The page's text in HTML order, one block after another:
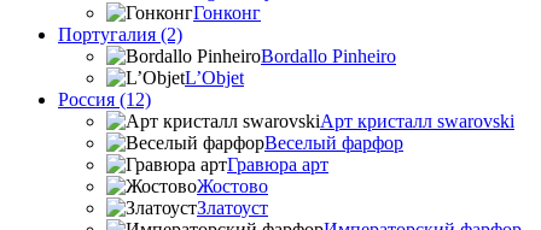
Гонконг
Португалия (2)
Bordallo Pinheiro
L’Objet
Россия (12)
Арт кристалл swarovski
Веселый фарфор
Гравюра арт
Жостово
Златоуст